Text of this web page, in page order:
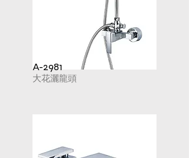
A-2981
大花灑龍頭